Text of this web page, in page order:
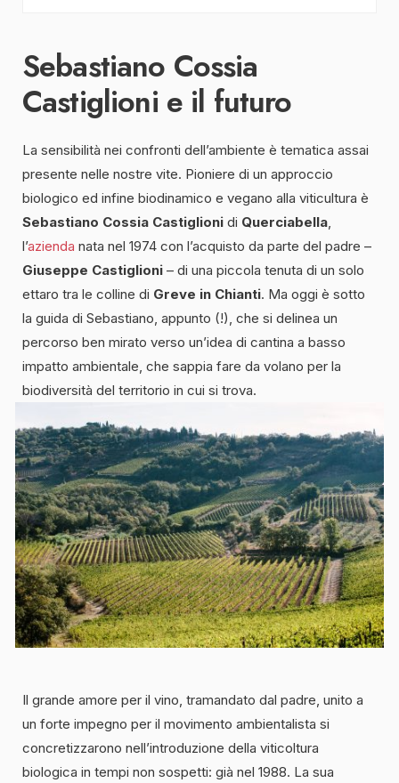
Sebastiano Cossia
Castiglioni e il futuro
La sensibilità nei confronti dell’ambiente è tematica assai
presente nelle nostre vite. Pioniere di un approccio
biologico ed infine biodinamico e vegano alla viticultura è
Sebastiano Cossia Castiglioni di Querciabella
l’azienda nata nel 1974 con l’acquisto da parte del padre –
Giuseppe Castiglioni – di una piccola tenuta di un solo
ettaro tra le colline di Greve in Chianti. Ma oggi è sotto
la guida di Sebastiano, appunto (!), che si delinea un
percorso ben mirato verso un’idea di cantina a basso
impatto ambientale, che sappia fare da volano per la
biodiversità del territorio in cui si trova.
Il grande amore per il vino, tramandato dal padre, unito a
un forte impegno per il movimento ambientalista si
concretizzarono nell’introduzione della viticoltura
biologica in tempi non sospetti: già nel 1988. La sua